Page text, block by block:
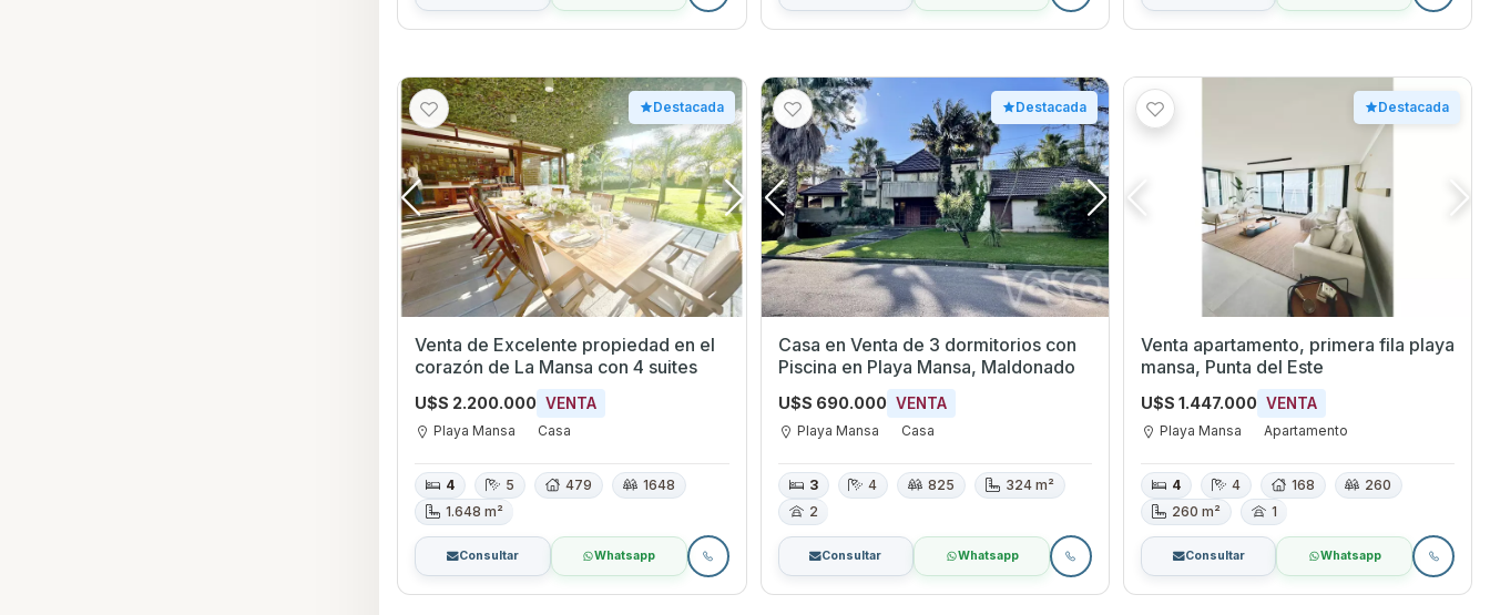
Destacada
Venta de Excelente propiedad en el
corazón de La Mansa con 4 suites
U$S 2.200.000 VENTA
Playa Mansa Casa
4 5 479
1648
1.648 m²
Consultar Whatsapp
Destacada
Casa en Venta de 3 dormitorios con
Piscina en Playa Mansa, Maldonado
U$S 690.000 VENTA
Playa Mansa Casa
3 4 825
324 m²
2
Consultar Whatsapp
Destacada
Venta apartamento, primera fila playa
mansa, Punta del Este
U$S 1.447.000 VENTA
Playa Mansa Apartamento
4 4 168
260
260 m²
1
Consultar Whatsapp